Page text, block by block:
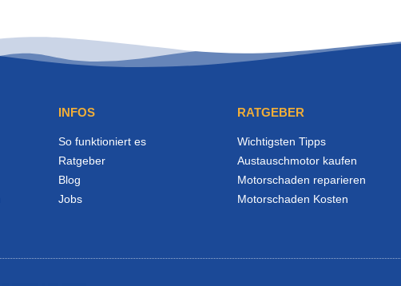
INFOS
So funktioniert es
Ratgeber
Blog
Jobs
RATGEBER
Wichtigsten Tipps
Austauschmotor kaufen
Motorschaden reparieren
Motorschaden Kosten